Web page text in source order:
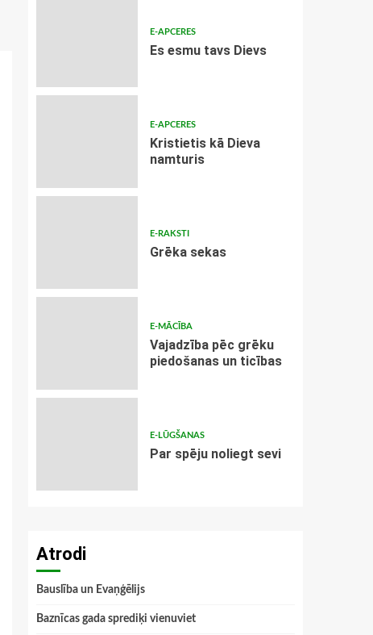
E-APCERES
Es esmu tavs Dievs
E-APCERES
Kristietis kā Dieva
namturis
E-RAKSTI
Grēka sekas
E-MĀCĪBA
Vajadzība pēc grēku
piedošanas un ticības
E-LŪGŠANAS
Par spēju noliegt sevi
Atrodi
Bauslība un Evaņģēlijs
Baznīcas gada sprediķi vienuviet